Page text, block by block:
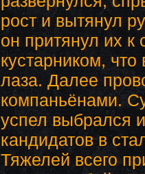
рост и вытянул
он притянул их
кустарником,
лаза. Далее
компаньёнами.
успел выбрался
кандидатов в
Тяжелей всего